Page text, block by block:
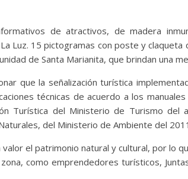
de atractivos, de madera
Luz. 15 pictogramas con poste y
de Santa Marianita, que brindan una
que la señalización turística
técnicas de acuerdo a los
Turística del Ministerio de Turismo del
del Ministerio de Ambiente del
valor el patrimonio natural y cultural, por lo
como emprendedores turísticos,